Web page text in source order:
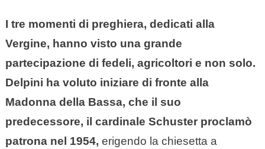
I tre momenti di preghiera, dedicati alla
Vergine, hanno visto una grande
partecipazione di fedeli, agricoltori e non solo.
Delpini ha voluto iniziare di fronte alla
Madonna della Bassa, che il suo
predecessore, il cardinale Schuster proclamò
patrona nel 1954, erigendo la chiesetta a